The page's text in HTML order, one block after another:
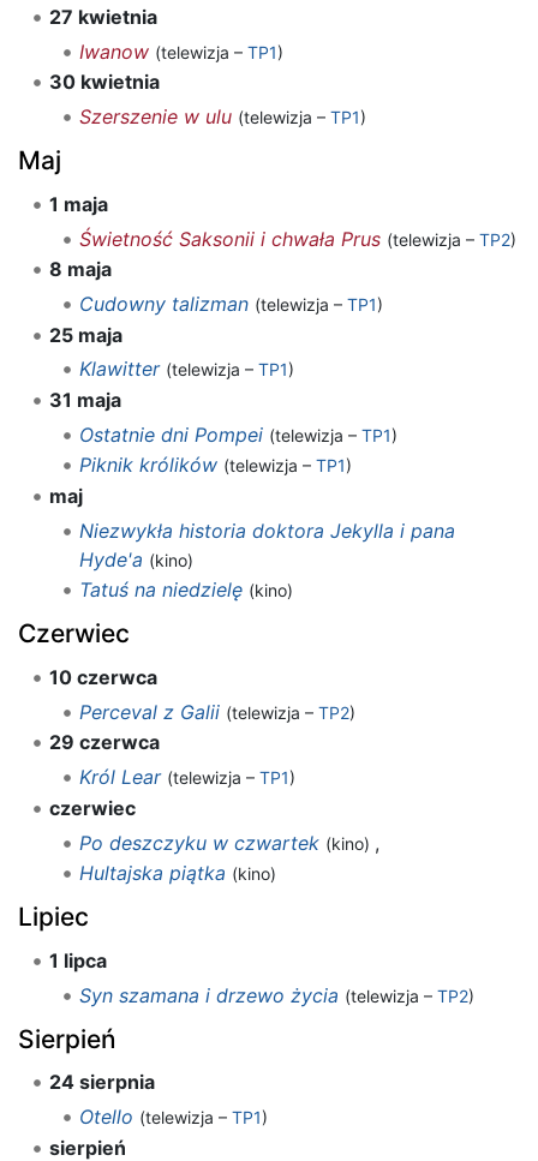
27 kwietnia
Iwanow (telewizja –TP1)
30 kwietnia
Szerszenie w ulu (telewizja –TP1)
Maj
1 maja
Świetność Saksonii i chwała Prus (telewizja –TP2)
8 maja
Cudowny talizman (telewizja –TP1)
25 maja
Klawitter (telewizja –TP1)
31 maja
Ostatnie dni Pompei (telewizja –TP1)
Piknik królików (telewizja –TP1)
maj
Niezwykła historia doktora Jekylla i pana
Hyde'a (kino)
Tatuś na niedzielę (kino)
Czerwiec
10 czerwca
Perceval z Galii (telewizja –TP2)
29 czerwca
Król Lear (telewizja –TP1)
czerwiec
Po deszczyku w czwartek (kino) ,
Hultajska piątka (kino)
Lipiec
1 lipca
Syn szamana i drzewo życia (telewizja –TP2)
Sierpień
24 sierpnia
Otello (telewizja –TP1)
sierpień